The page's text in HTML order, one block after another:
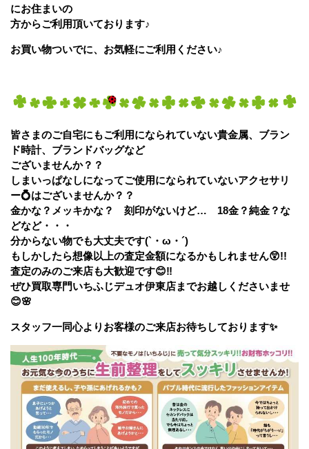
にお住まいの
方からご利用頂いております♪
お買い物ついでに、お気軽にご利用ください♪
皆さまのご自宅にもご利用になられていない貴金属、ブラン
ド時計、ブランドバッグなど
ございませんか？？
しまいっぱなしになってご使用になられていないアクセサリ
ー💍はございませんか？？
金かな？メッキかな？ 刻印がないけど… 18金？純金？な
どなど・・・
分からない物でも大丈夫です(`・ω・´)
もしかしたら想像以上の査定金額になるかもしれません😲!!
査定のみのご来店も大歓迎です😊‼
ぜひ買取専門いちふじデュオ伊東店までお越しくださいませ
😊🌸
スタッフ一同心よりお客様のご来店お待ちしております✨